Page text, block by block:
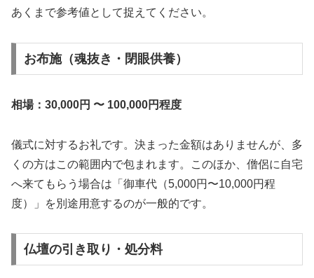
あくまで参考値として捉えてください。
お布施（魂抜き・閉眼供養）
相場：30,000円 〜 100,000円程度
儀式に対するお礼です。決まった金額はありませんが、多
くの方はこの範囲内で包まれます。このほか、僧侶に自宅
へ来てもらう場合は「御車代（5,000円〜10,000円程
度）」を別途用意するのが一般的です。
仏壇の引き取り・処分料